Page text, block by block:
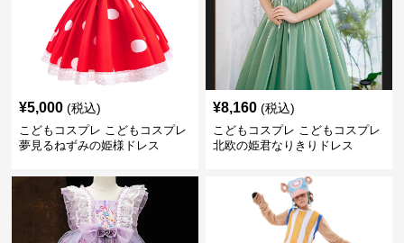
¥5,000 (税込)
こどもコスプレ こどもコスプレ
夢見るねずみの姫様ドレス
¥8,160 (税込)
こどもコスプレ こどもコスプレ
北欧の姫君なりきりドレス